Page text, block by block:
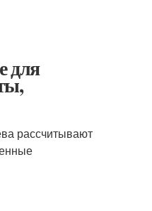
для
рассчитывают